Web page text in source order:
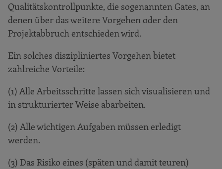
Qualitätskontrollpunkte, die sogenannten Gates, an
denen über das weitere Vorgehen oder den
Projektabbruch entschieden wird.
Ein solches diszipliniertes Vorgehen bietet
zahlreiche Vorteile:
(1) Alle Arbeitsschritte lassen sich visualisieren und
in strukturierter Weise abarbeiten.
(2) Alle wichtigen Aufgaben müssen erledigt
werden.
(3) Das Risiko eines (späten und damit teuren)